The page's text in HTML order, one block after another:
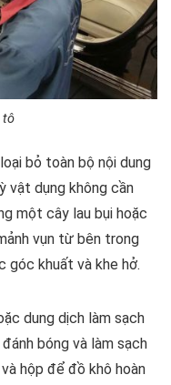
tô
bỏ toàn bộ nội dung
vật dụng không cần
một cây lau bụi hoặc
vụn từ bên trong
góc khuất và khe hở.
dung dịch làm sạch
bóng và làm sạch
hộp để đồ khô hoàn